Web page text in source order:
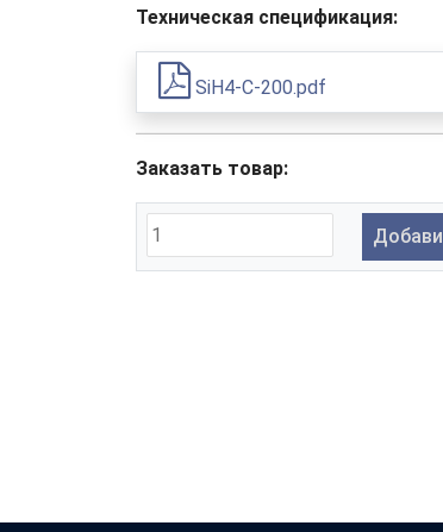
Техническая спецификация:
SiH4-C-200.pdf
Заказать товар: